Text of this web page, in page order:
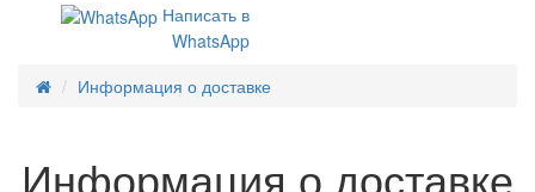
Написать в
WhatsApp
Информация о доставке
Информация о доставке